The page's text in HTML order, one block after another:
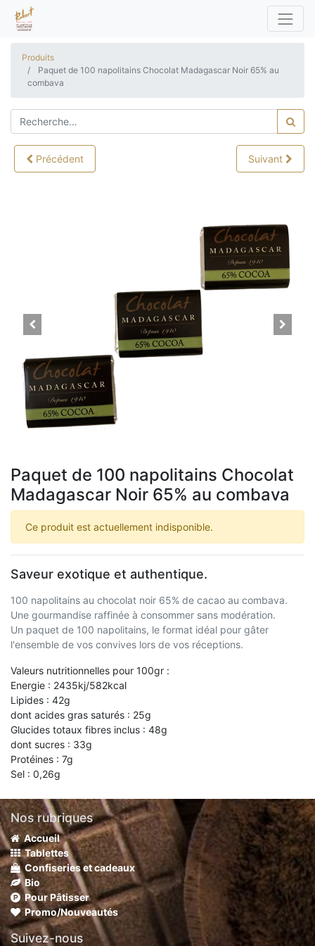
Produits
Paquet de 100 napolitains Chocolat Madagascar Noir 65% au
combava
Précédent Suivant
Paquet de 100 napolitains Chocolat
Madagascar Noir 65% au combava
Ce produit est actuellement indisponible.
Saveur exotique et authentique.
100 napolitains au chocolat noir 65% de cacao au combava.
Une gourmandise raffinée à consommer sans modération.
Un paquet de 100 napolitains, le format idéal pour gâter
l'ensemble de vos convives lors de vos réceptions.
Valeurs nutritionnelles pour 100gr :
Energie : 2435kj/582kcal
Lipides : 42g
dont acides gras saturés : 25g
Glucides totaux fibres inclus : 48g
dont sucres : 33g
Protéines : 7g
Sel : 0,26g
Nos rubriques
Accueil
Tablettes
Confiseries et cadeaux
Bio
Pour Pâtisser
Promo/Nouveautés
Suivez-nous